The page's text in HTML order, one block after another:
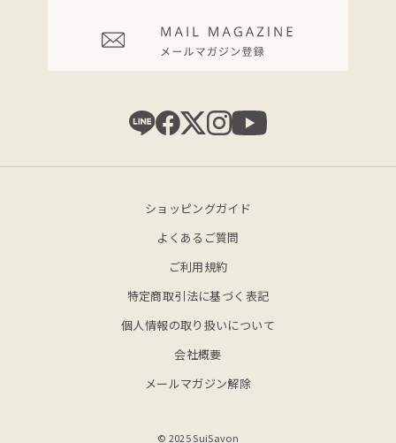
ショッピングガイド
よくあるご質問
ご利用規約
特定商取引法に基づく表記
個人情報の取り扱いについて
会社概要
メールマガジン解除
© 2025 SuiSavon